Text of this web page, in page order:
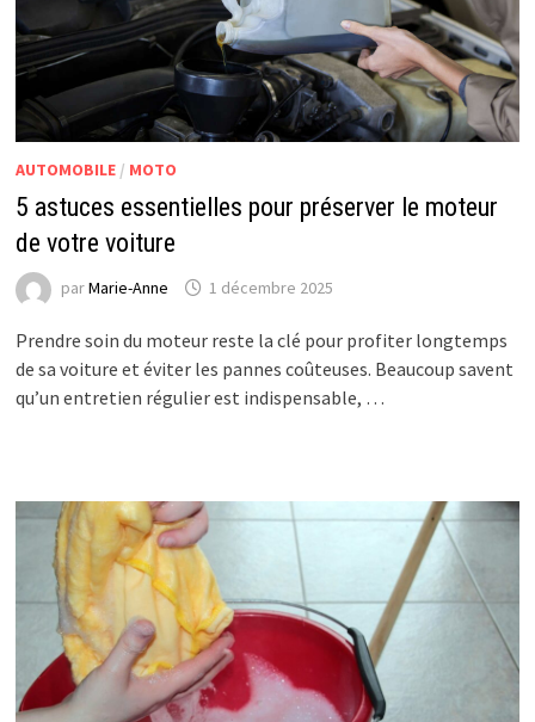
AUTOMOBILE/ MOTO
5 astuces essentielles pour préserver le moteur
de votre voiture
parMarie-Anne 1 décembre 2025
Prendre soin du moteur reste la clé pour profiter longtemps
de sa voiture et éviter les pannes coûteuses. Beaucoup savent
qu’un entretien régulier est indispensable, …